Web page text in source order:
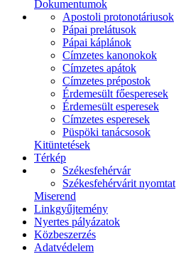
Dokumentumok
Apostoli protonotáriusok
Pápai prelátusok
Pápai káplánok
Címzetes kanonokok
Címzetes apátok
Címzetes prépostok
Érdemesült főesperesek
Érdemesült esperesek
Címzetes esperesek
Püspöki tanácsosok
Kitüntetések
Térkép
Székesfehérvár
Székesfehérvárit nyomtat
Miserend
Linkgyűjtemény
Nyertes pályázatok
Közbeszerzés
Adatvédelem